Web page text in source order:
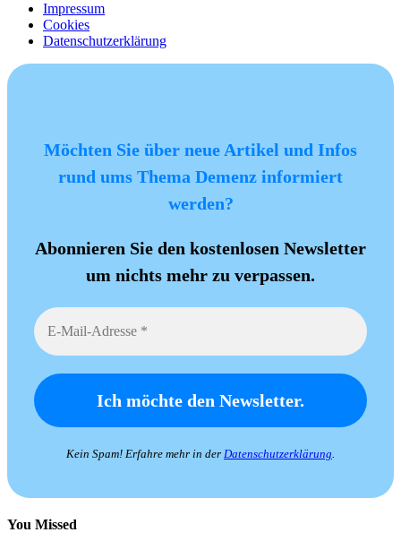
Impressum
Cookies
Datenschutzerklärung
Möchten Sie über neue Artikel und Infos
rund ums Thema Demenz informiert
werden?
Abonnieren Sie den kostenlosen Newsletter
um nichts mehr zu verpassen.
Kein Spam! Erfahre mehr in der Datenschutzerklärung.
You Missed